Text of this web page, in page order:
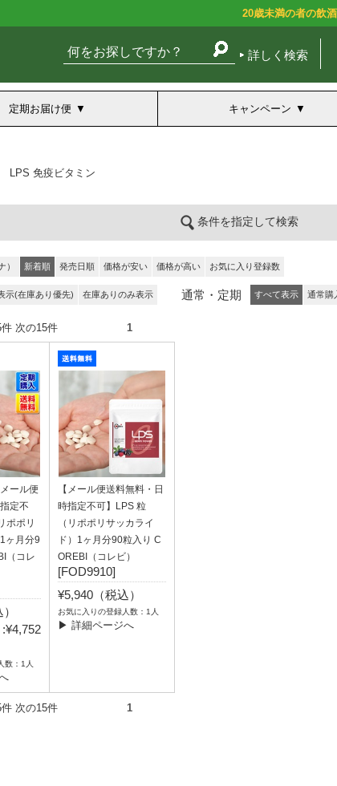
20歳未満の者の飲
詳しく検索
定期お届け便 キャンペーン
LPS 免疫ビタミン
条件を指定して検索
） 新着順 発売日順 価格が安い 価格が高い お気に入り登録数
示(在庫あり優先) 在庫ありのみ表示 通常・定期 すべて表示 通常購
の15件 次の15件 1
ール便
定不
ポポリ
ヶ月分9
（コレ
数：1人
【メール便送料無料・日
時指定不可】LPS 粒
（リポポリサッカライ
ド）1ヶ月分90粒入り C
OREBI（コレビ）
[FOD9910]
¥5,940（税込）
お気に入りの登録人数：1人
▶ 詳細ページへ
の15件 次の15件 1